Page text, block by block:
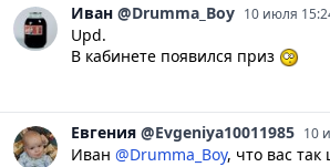
Иван @Drumma_Boy 10 июля
Upd.
В кабинете появился приз
Евгения @Evgeniya10011985 10
Иван @Drumma_Boy, что вас так